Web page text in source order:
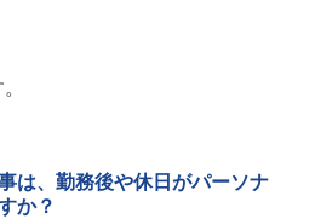
は、勤務後や休日がパーソナ
か？